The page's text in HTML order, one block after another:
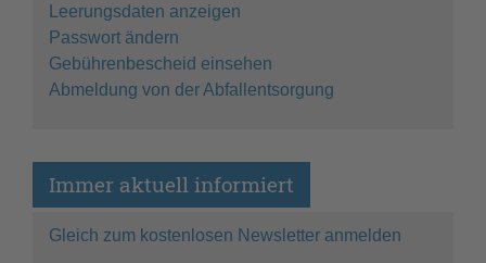
Leerungsdaten anzeigen
Passwort ändern
Gebührenbescheid einsehen
Abmeldung von der Abfallentsorgung
Immer aktuell informiert
Gleich zum kostenlosen Newsletter anmelden